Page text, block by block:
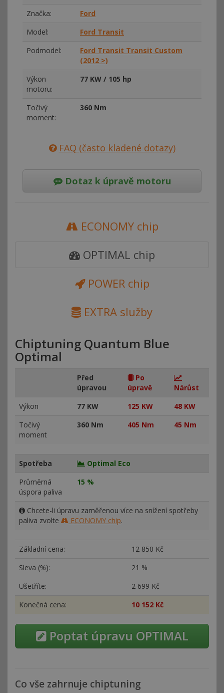
Značka:
Ford
Model:
Ford Transit
Podmodel:
Ford Transit Transit Custom
(2012 >)
Výkon
motoru:
77 KW / 105 hp
Točivý
moment:
360 Nm
FAQ (často kladené dotazy)
Dotaz k úpravě motoru
ECONOMY chip
OPTIMAL chip
POWER chip
EXTRA služby
Chiptuning Quantum Blue
Optimal
Před
úpravou
Po
úpravě
Nárůst
Výkon
77 KW 125 KW
48 KW
Točivý
moment
360 Nm 405 Nm 45 Nm
Spotřeba
Optimal Eco
Průměrná
úspora paliva
15 %
Chcete-li úpravu zaměřenou více na snížení spotřeby
paliva zvolte
ECONOMY chip.
Základní cena: 12 850 Kč
Sleva (%):
21 %
Ušetříte:
2 699 Kč
Konečná cena:
10 152 Kč
Poptat úpravu OPTIMAL
Co vše zahrnuje chiptuning